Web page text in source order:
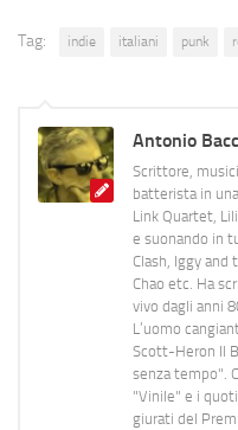
Tag: indie italiani punk
Antonio
Scrittore,
batterista in
Link Quartet,
e suonando in
Clash, Iggy and
Chao etc. Ha
vivo dagli anni
L’uomo
Scott-Heron Il
senza tempo".
"Vinile" e i
giurati del